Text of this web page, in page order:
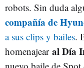
robots. Sin duda
compañía de
a sus clips y bailes.
homenajear al Día